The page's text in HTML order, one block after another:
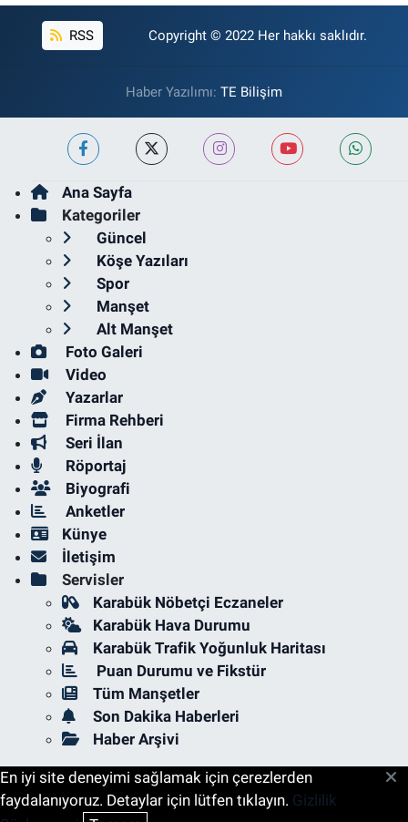
RSS Copyright © 2022 Her hakkı saklıdır.
Haber Yazılımı: TE Bilişim
Ana Sayfa
Kategoriler
Güncel
Köşe Yazıları
Spor
Manşet
Alt Manşet
Foto Galeri
Video
Yazarlar
Firma Rehberi
Seri İlan
Röportaj
Biyografi
Anketler
Künye
İletişim
Servisler
Karabük Nöbetçi Eczaneler
Karabük Hava Durumu
Karabük Trafik Yoğunluk Haritası
Puan Durumu ve Fikstür
Tüm Manşetler
Son Dakika Haberleri
Haber Arşivi
En iyi site deneyimi sağlamak için çerezlerden
faydalanıyoruz. Detaylar için lütfen tıklayın. Gizlilik